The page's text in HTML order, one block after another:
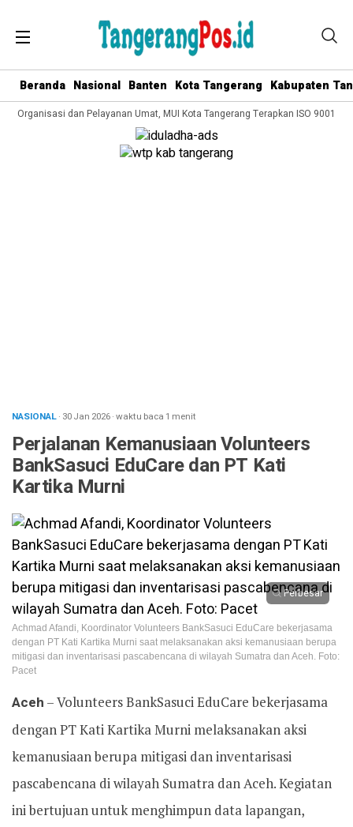
Beranda Nasional Banten Kota Tangerang Kabupaten
Organisasi dan Pelayanan Umat, MUI Kota Tangerang Terapkan ISO 9001:2015
NASIONAL· 30 Jan 2026·waktu baca 1 menit
Perjalanan Kemanusiaan Volunteers
BankSasuci EduCare dan PT Kati
Kartika Murni
Perbesar
Achmad Afandi, Koordinator Volunteers BankSasuci EduCare bekerjasama
dengan PT Kati Kartika Murni saat melaksanakan aksi kemanusiaan berupa
mitigasi dan inventarisasi pascabencana di wilayah Sumatra dan Aceh. Foto:
Pacet
Aceh – Volunteers BankSasuci EduCare bekerjasama
dengan PT Kati Kartika Murni melaksanakan aksi
kemanusiaan berupa mitigasi dan inventarisasi
pascabencana di wilayah Sumatra dan Aceh. Kegiatan
ini bertujuan untuk menghimpun data lapangan,